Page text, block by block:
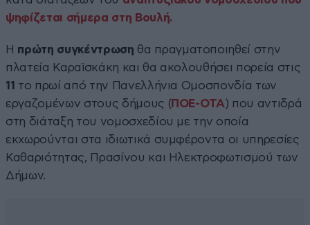
ψηφίζεται σήμερα στη Βουλή.
Η πρώτη συγκέντρωση θα πραγματοποιηθεί στην
πλατεία Καραϊσκάκη και θα ακολουθήσει πορεία στις
11 το πρωί από την Πανελλήνια Ομοσπονδία των
εργαζομένων στους δήμους (ΠΟΕ-ΟΤΑ) που αντιδρά
στη διάταξη του νομοσχεδίου με την οποία
εκχωρούνται στα ιδιωτικά συμφέροντα οι υπηρεσίες
Καθαριότητας, Πρασίνου και Ηλεκτροφωτισμού των
Δήμων.